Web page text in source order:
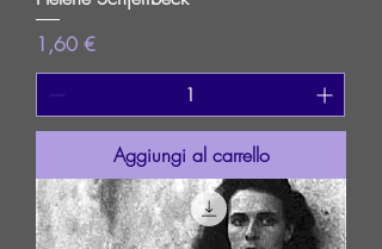
Prezzo
1,60 €
Aggiungi al carrello